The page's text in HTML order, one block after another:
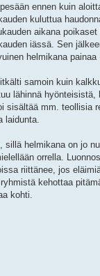
ennen kuin
kuluttua
aikana poikaset
iässä. Sen
helmikana painaa
samoin kuin
lähinnä hyönteisistä,
sisältää mm. teollisia
laidunta.
sillä helmikana on jo
orrella.
riittänee, jos
kehottaa
kohti.